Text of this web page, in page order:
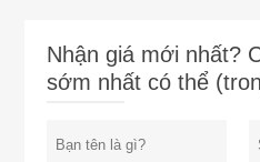
Nhận giá mới nhất?
sớm nhất có thể